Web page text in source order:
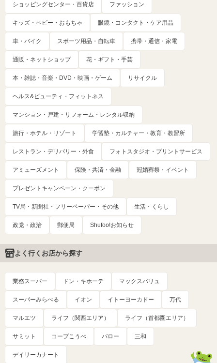
ショッピングセンター・百貨店 ファッション
キッズ・ベビー・おもちゃ 眼鏡・コンタクト・ケア用品
車・バイク スポーツ用品・自転車 携帯・通信・家電
通販・ネットショップ 花・ギフト・手芸
本・雑誌・音楽・DVD・映画・ゲーム リサイクル
ヘルス&ビューティ・フィットネス
マンション・戸建・リフォーム・レンタル収納
旅行・ホテル・リゾート 学習塾・カルチャー・教育・教習所
レストラン・デリバリー・外食 フォトスタジオ・プリントサービス
アミューズメント 保険・共済・金融 冠婚葬祭・イベント
プレゼントキャンペーン・クーポン
TV局・新聞社・フリーペーパー・その他 生活・くらし
政党・政治 郵便局 Shufoo!お知らせ
よく行くお店から探す
業務スーパー ドン・キホーテ マックスバリュ
スーパーみらべる イオン イトーヨーカドー 万代
マルエツ ライフ（関西エリア） ライフ（首都圏エリア）
サミット コープこうべ バロー 三和
デイリーカナート